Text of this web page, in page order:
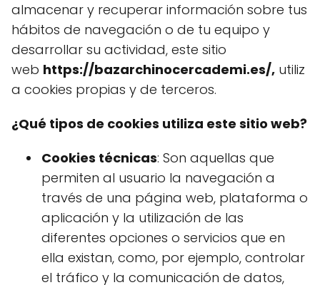
almacenar y recuperar información sobre tus
hábitos de navegación o de tu equipo y
desarrollar su actividad, este sitio
web https://bazarchinocercademi.es/, utiliz
a cookies propias y de terceros.
¿Qué tipos de cookies utiliza este sitio web?
Cookies técnicas: Son aquellas que
permiten al usuario la navegación a
través de una página web, plataforma o
aplicación y la utilización de las
diferentes opciones o servicios que en
ella existan, como, por ejemplo, controlar
el tráfico y la comunicación de datos,